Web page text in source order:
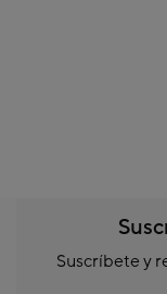
Suscríbete y